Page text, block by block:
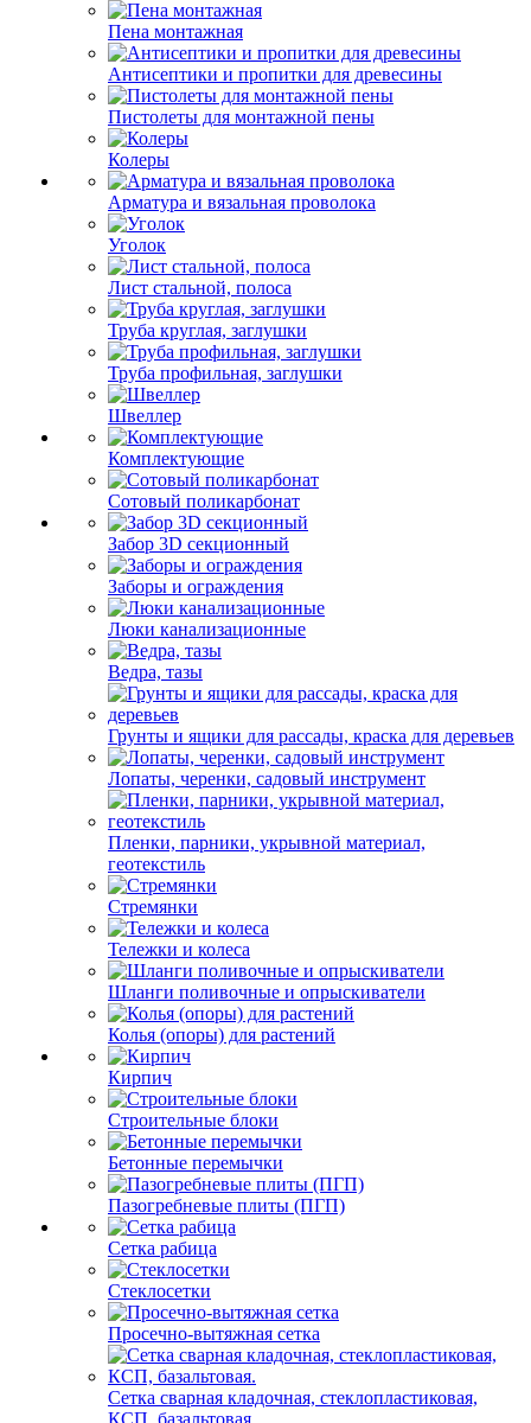
Пена монтажная
Антисептики и пропитки для древесины
Пистолеты для монтажной пены
Колеры
Арматура и вязальная проволока
Уголок
Лист стальной, полоса
Труба круглая, заглушки
Труба профильная, заглушки
Швеллер
Комплектующие
Сотовый поликарбонат
Забор 3D секционный
Заборы и ограждения
Люки канализационные
Ведра, тазы
Грунты и ящики для рассады, краска для деревьев
Лопаты, черенки, садовый инструмент
Пленки, парники, укрывной материал,
геотекстиль
Стремянки
Тележки и колеса
Шланги поливочные и опрыскиватели
Колья (опоры) для растений
Кирпич
Строительные блоки
Бетонные перемычки
Пазогребневые плиты (ПГП)
Сетка рабица
Стеклосетки
Просечно-вытяжная сетка
Сетка сварная кладочная, стеклопластиковая,
КСП, базальтовая.